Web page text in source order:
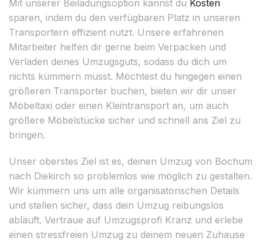
Mit unserer Beiladungsoption kannst du Kosten
sparen, indem du den verfügbaren Platz in unseren
Transportern effizient nutzt. Unsere erfahrenen
Mitarbeiter helfen dir gerne beim Verpacken und
Verladen deines Umzugsguts, sodass du dich um
nichts kümmern musst. Möchtest du hingegen einen
größeren Transporter buchen, bieten wir dir unser
Möbeltaxi oder einen Kleintransport an, um auch
größere Möbelstücke sicher und schnell ans Ziel zu
bringen.
Unser oberstes Ziel ist es, deinen Umzug von Bochum
nach Diekirch so problemlos wie möglich zu gestalten.
Wir kümmern uns um alle organisatorischen Details
und stellen sicher, dass dein Umzug reibungslos
abläuft. Vertraue auf Umzugsprofi Kranz und erlebe
einen stressfreien Umzug zu deinem neuen Zuhause